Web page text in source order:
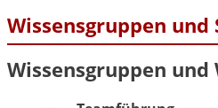
Wissensgruppen
Wissensgruppen und